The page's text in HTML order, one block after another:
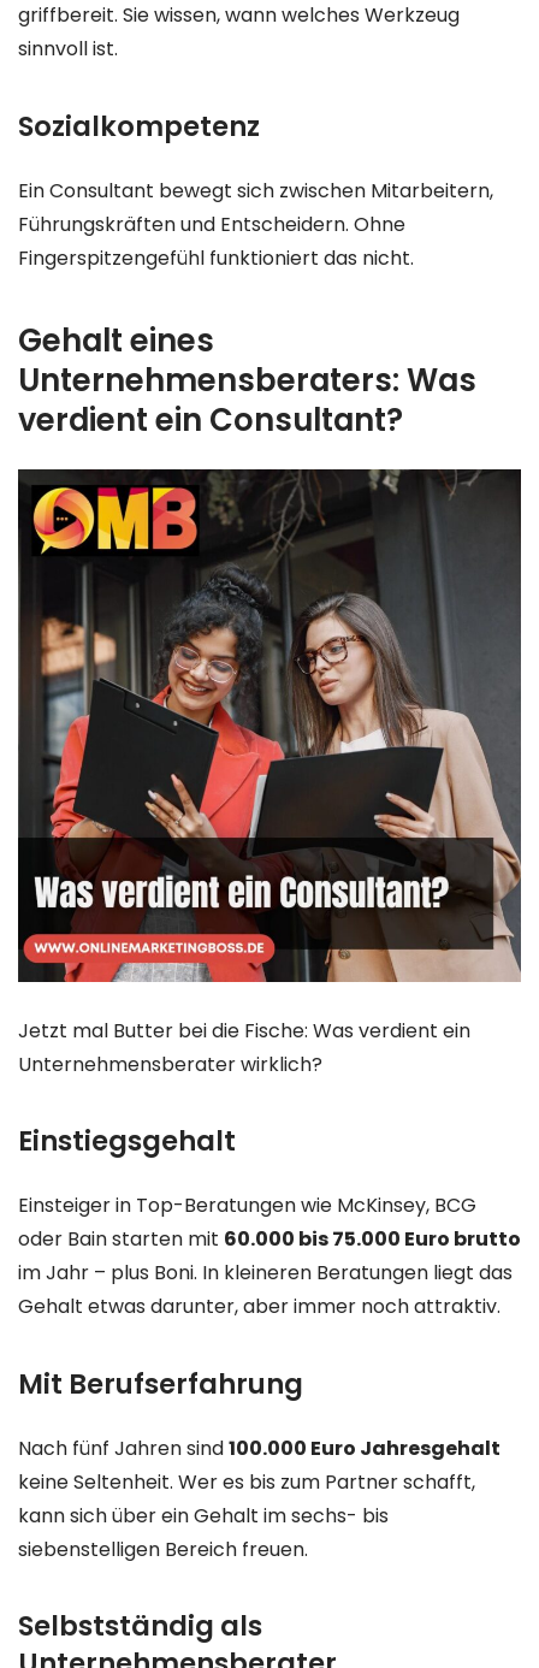
griffbereit. Sie wissen, wann welches Werkzeug
sinnvoll ist.
Sozialkompetenz
Ein Consultant bewegt sich zwischen Mitarbeitern,
Führungskräften und Entscheidern. Ohne
Fingerspitzengefühl funktioniert das nicht.
Gehalt eines
Unternehmensberaters: Was
verdient ein Consultant?
Jetzt mal Butter bei die Fische: Was verdient ein
Unternehmensberater wirklich?
Einstiegsgehalt
Einsteiger in Top-Beratungen wie McKinsey, BCG
oder Bain starten mit 60.000 bis 75.000 Euro brutto
im Jahr – plus Boni. In kleineren Beratungen liegt das
Gehalt etwas darunter, aber immer noch attraktiv.
Mit Berufserfahrung
Nach fünf Jahren sind100.000 Euro Jahresgehalt
keine Seltenheit. Wer es bis zum Partner schafft,
kann sich über ein Gehalt im sechs- bis
siebenstelligen Bereich freuen.
Selbstständig als